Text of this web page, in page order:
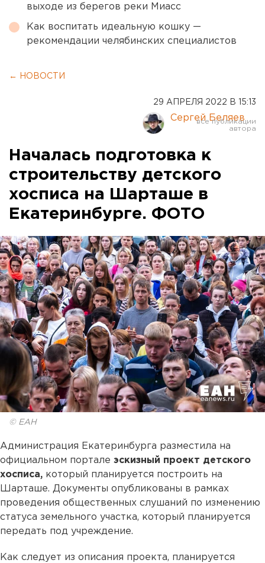
выходе из берегов реки Миасс
Как воспитать идеальную кошку —
рекомендации челябинских специалистов
← НОВОСТИ
29 АПРЕЛЯ 2022 В 15:13
Сергей Беляев
Началась подготовка к
строительству детского
хосписа на Шарташе в
Екатеринбурге. ФОТО
© ЕАН
Администрация Екатеринбурга разместила на
официальном портале эскизный проект детского
хосписа, который планируется построить на
Шарташе. Документы опубликованы в рамках
проведения общественных слушаний по изменению
статуса земельного участка, который планируется
передать под учреждение.
Как следует из описания проекта, планируется